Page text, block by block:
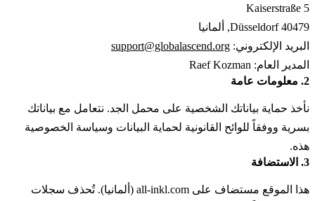
Kaiserstraße 5
40479 Düsseldorf, ألمانيا
البريد الإلكتروني: support@globalascend.org
المدير العام: Raef Kozman
2. معلومات عامة
نأخذ حماية بياناتك الشخصية على محمل الجد. نتعامل مع بياناتك
بسرية ووفقاً للوائح القانونية لحماية البيانات وسياسة الخصوصية
هذه.
3. الاستضافة
هذا الموقع مستضاف على all-inkl.com (ألمانيا). تُحذف سجلات